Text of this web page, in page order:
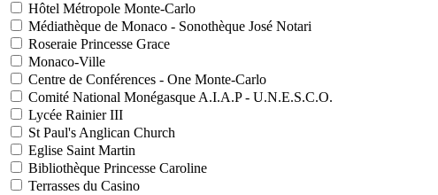
Hôtel Métropole Monte-Carlo
Médiathèque de Monaco - Sonothèque José Notari
Roseraie Princesse Grace
Monaco-Ville
Centre de Conférences - One Monte-Carlo
Comité National Monégasque A.I.A.P - U.N.E.S.C.O.
Lycée Rainier III
St Paul's Anglican Church
Eglise Saint Martin
Bibliothèque Princesse Caroline
Terrasses du Casino